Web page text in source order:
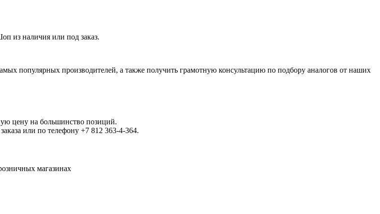
из наличия или под заказ.
популярных производителей, а также получить грамотную консультацию по подбору аналогов от наших
цену на большинство позиций.
или по телефону +7 812 363-4-364.
магазинах